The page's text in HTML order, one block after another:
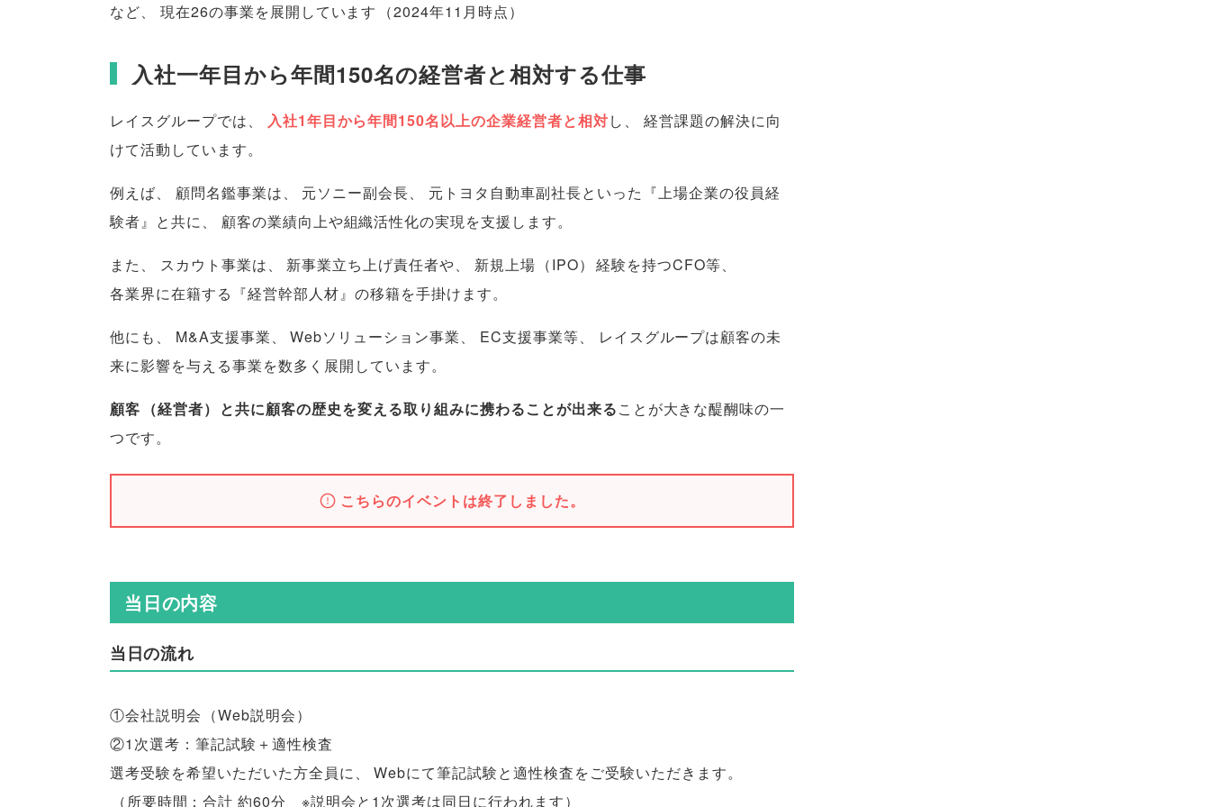
など、 現在26の事業を展開しています （2024年11月時点）
入社一年目から年間150名の経営者と相対する仕事
レイスグループでは、 入社1年目から年間150名以上の企業経営者と相対し 、
経営課題の解決に向
けて活動しています。
例えば、 顧問名鑑事業は、 元ソニー副会長、
元トヨタ自動車副社長といった『上場企業の役員経
験者』と共に、 顧客の業績向上や組織活性化の実現を支援します。
また 、 スカウト事業は、 新事業立ち上げ責任者や、 新規上場 （IPO） 経験を持つCFO等、
各業界に在籍する『経営幹部人材』の移籍を手掛けます。
他にも 、 M&A支援事業、 Webソリューション事業、 EC支援事業等、
レイスグループは顧客の未
来に影響を与える事業を数多く展開しています。
顧客 （経営者） と共に顧客の歴史を変える取り組みに携わることが出来ることが大きな醍醐味の一
つです。
こちらのイベントは終了しました。
当日の内容
当日の流れ
①会社説明会 （Web説明会）
②1次選考：筆記試験＋適性検査
選考受験を希望いただいた方全員に、 Webにて筆記試験と適性検査をご受験いただきます。
（所要時間：合計 約60分 ※説明会と1次選考は同日に行われます）